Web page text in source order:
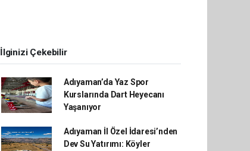
İlginizi Çekebilir
Adıyaman’da Yaz Spor
Kurslarında Dart Heyecanı
Yaşanıyor
Adıyaman İl Özel İdaresi’nden
Dev Su Yatırımı: Köyler